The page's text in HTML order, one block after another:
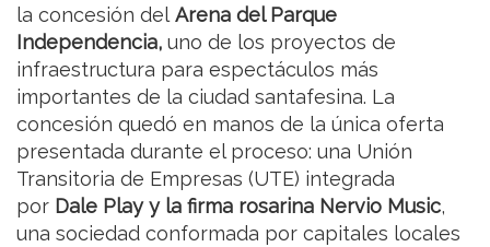
la concesión del Arena del Parque
Independencia, uno de los proyectos de
infraestructura para espectáculos más
importantes de la ciudad santafesina. La
concesión quedó en manos de la única oferta
presentada durante el proceso: una Unión
Transitoria de Empresas (UTE) integrada
por Dale Play y la firma rosarina Nervio Music,
una sociedad conformada por capitales locales